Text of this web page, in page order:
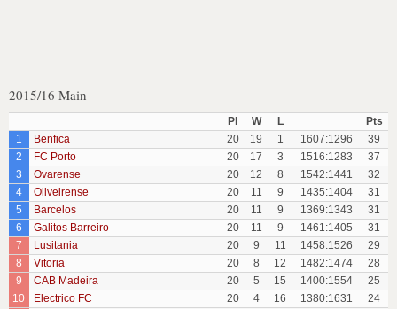
2015/16 Main
Pl W L
Pts
1
Benfica 20 19 1 1607:1296
39
2
FC Porto 20 17 3 1516:1283
37
3
Ovarense 20 12 8 1542:1441
32
4
Oliveirense 20 11 9 1435:1404
31
5
Barcelos 20 11 9 1369:1343
31
6
Galitos Barreiro 20 11 9 1461:1405
31
7
Lusitania 20 9 11 1458:1526
29
8
Vitoria 20 8 12 1482:1474
28
9
CAB Madeira 20 5 15 1400:1554
25
10
Electrico FC 20 4 16 1380:1631
24